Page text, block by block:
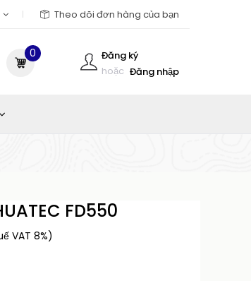
Theo dõi đơn hàng của bạn
Đăng ký
hoặc Đăng nhập
0
FD550
VAT 8%)